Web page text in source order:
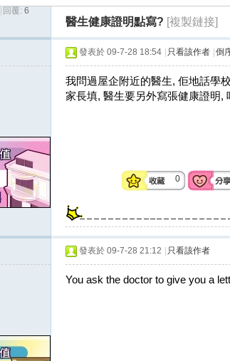
›
回覆: 6
醫生健康證明點寫? [複製鏈接]
發表於 09-7-28 18:54 只看該作者 倒
我問過屋企附近的醫生, 佢地話學
家長填, 醫生要另外寫張健康證明,
0
發表於 09-7-28 21:12 只看該作者
You ask the doctor to give you a